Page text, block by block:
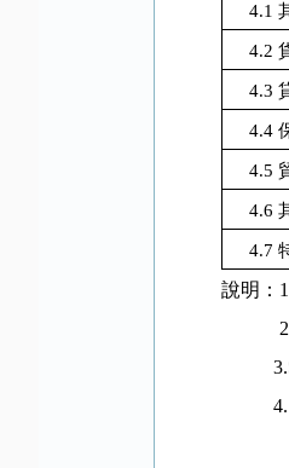
4.1
4.2
4.3
4.4
4.5
4.6
4.7
說明：
4.